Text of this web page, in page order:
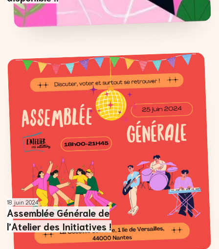
18 juin 2024
Assemblée Générale de
l’Atelier des Initiatives !